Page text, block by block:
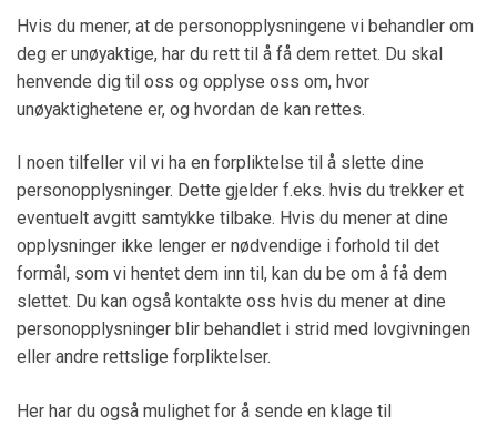
Hvis du mener, at de personopplysningene vi behandler om
deg er unøyaktige, har du rett til å få dem rettet. Du skal
henvende dig til oss og opplyse oss om, hvor
unøyaktighetene er, og hvordan de kan rettes.
I noen tilfeller vil vi ha en forpliktelse til å slette dine
personopplysninger. Dette gjelder f.eks. hvis du trekker et
eventuelt avgitt samtykke tilbake. Hvis du mener at dine
opplysninger ikke lenger er nødvendige i forhold til det
formål, som vi hentet dem inn til, kan du be om å få dem
slettet. Du kan også kontakte oss hvis du mener at dine
personopplysninger blir behandlet i strid med lovgivningen
eller andre rettslige forpliktelser.
Her har du også mulighet for å sende en klage til